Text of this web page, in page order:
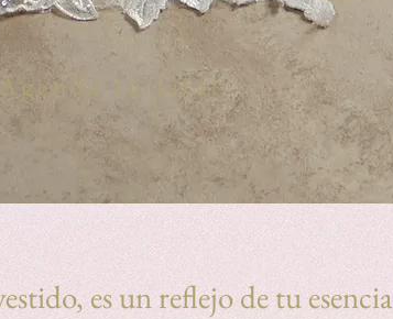
tu cita!
es un reflejo de tu